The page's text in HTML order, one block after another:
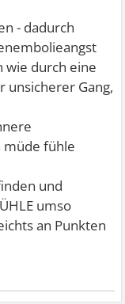
- dadurch
wie durch eine
unsicherer Gang,
müde fühle
und
umso
an Punkten